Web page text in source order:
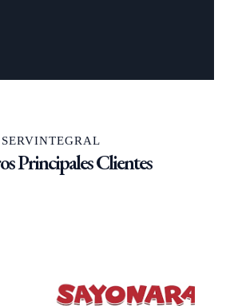
SERVINTEGRAL
Principales Clientes